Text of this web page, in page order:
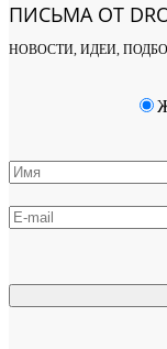
ПИСЬМА ОТ
НОВОСТИ, ИДЕИ,